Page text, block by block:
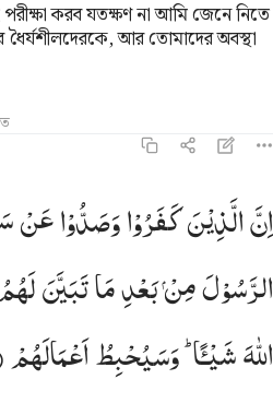
করব যতক্ষণ না আমি জেনে নিতে
আর তোমাদের অবস্থা
ان الذين كفروا وصدوا عن سبيل الله
إِنَّ ٱلَّذِينَ كَفَرُوا۟ وَصَدُّوا۟ عَن سَبِيلِ ٱللَّهِ
اِنَّالَّذِیْنَكَفَرُوْاوَصَدُّوْاعَنْ
الرَّسُوْلَمِنْبَعْدِمَاتَبَیَّنَ
اللّٰهَشَیْـًٔا ؕ وَسَیُحْبِطُاَعْمَالَهُمْ